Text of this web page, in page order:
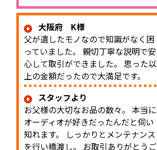
大阪府 K様
父が遺したモノなので知識がなく困
っていました。 親切丁寧な説明で安
心して取引ができました。 思った以
上の金額だったので大満足です。
スタッフより
お父様の大切なお品の数々。 本当に
オーディオが好きだったんだと伺い
知れます。 しっかりとメンテナンス
を行い橋渡し。 お取引ありがとうご